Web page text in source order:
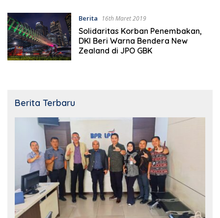
Berita 16th Maret 2019
Solidaritas Korban Penembakan,
DKI Beri Warna Bendera New
Zealand di JPO GBK
Berita Terbaru